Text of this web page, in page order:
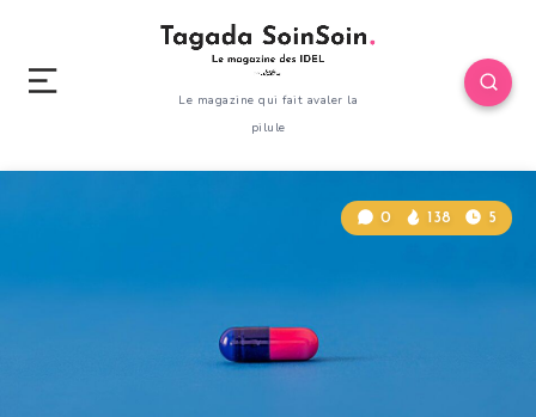
Le magazine qui fait avaler la
pilule
0 138 5